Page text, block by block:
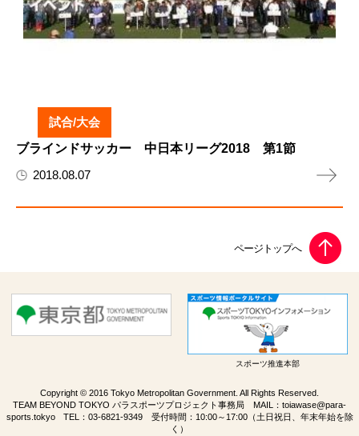
試合/大会
ブラインドサッカー 中日本リーグ2018 第1節
2018.08.07
スポーツ推進本部
Copyright © 2016 Tokyo Metropolitan Government. All Rights Reserved.
TEAM BEYOND TOKYO パラスポーツプロジェクト事務局 MAIL： toiawase@para-
sports.tokyoTEL： 03-6821-9349受付時間：10:00～17:00（土日祝日、年末年始を除
く）